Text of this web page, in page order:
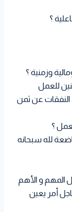
للعمل
النفقات عن ثمن
لله سبحانه
المهم و الأهم
أمر يعين